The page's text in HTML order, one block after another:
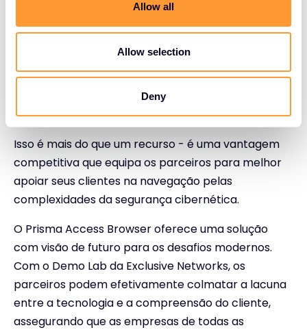
Allow all
Allow selection
Deny
fornecer demonstrações interativas e reais
para clientes potenciais e clientes.
Criação de confiança:Ao demonstrar a
plataforma ao vivo, os parceiros podem
confiança nos potenciais compradores.
Isso é mais do que um recurso - é uma vantagem
competitiva que equipa os parceiros para melhor
apoiar seus clientes na navegação pelas
complexidades da segurança cibernética.
O Prisma Access Browser oferece uma solução
com visão de futuro para os desafios modernos.
Com o Demo Lab da Exclusive Networks, os
parceiros podem efetivamente colmatar a lacuna
entre a tecnologia e a compreensão do cliente,
assegurando que as empresas de todas as